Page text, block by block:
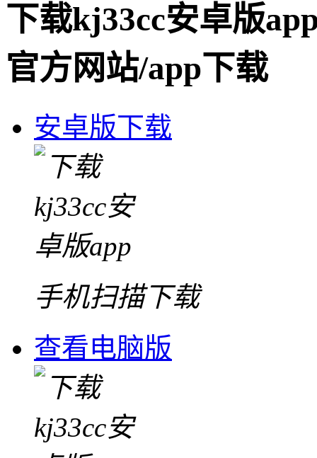
下载kj33cc安卓版
官方网站/app下载
安卓版下载
手机扫描下载
查看电脑版